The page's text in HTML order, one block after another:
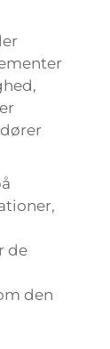
de
den